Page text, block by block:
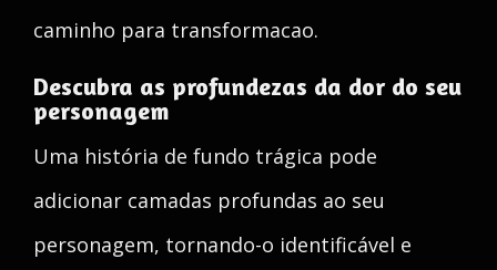
caminho para transformacao.
Descubra as profundezas da dor do seu
personagem
Uma história de fundo trágica pode
adicionar camadas profundas ao seu
personagem, tornando-o identificável e